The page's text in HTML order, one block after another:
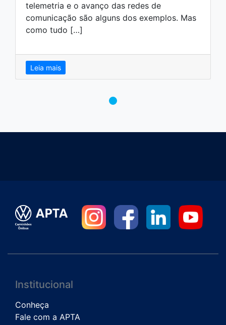
telemetria e o avanço das redes de
comunicação são alguns dos exemplos. Mas
como tudo […]
Leia mais
Institucional
Conheça
Fale com a APTA